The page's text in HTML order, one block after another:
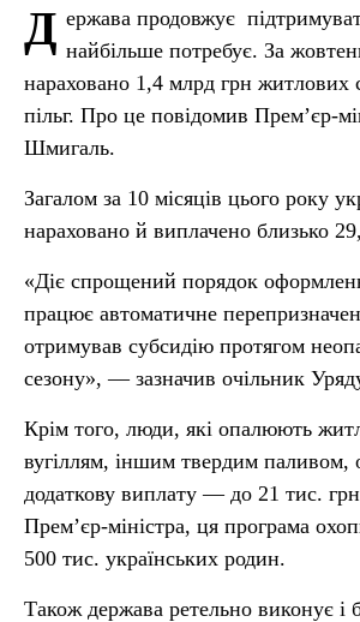
Д ержава продовжує
найбільше потребує. За
нараховано 1,4 млрд грн житлових
пільг. Про це повідомив Прем’єр-
Шмигаль.
Загалом за 10 місяців цього року
нараховано й виплачено близько
«Діє спрощений порядок
працює автоматичне
отримував субсидію протягом
сезону», — зазначив очільник
Крім того, люди, які опалюють
вугіллям, іншим твердим паливом,
додаткову виплату — до 21 тис.
Прем’єр-міністра, ця програма
500 тис. українських родин.
Також держава ретельно виконує і